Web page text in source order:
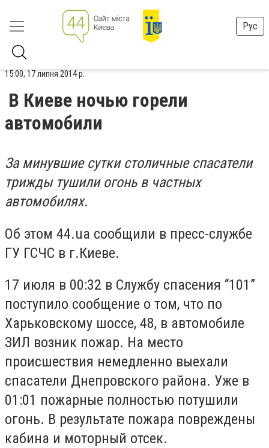
Рус
15:00, 17 липня 2014 р.
В Киеве ночью горели
автомобили
За минувшие сутки столичные спасатели
трижды тушили огонь в частных
автомобилях.
Об этом 44.ua сообщили в пресс-службе
ГУ ГСЧС в г.Киеве.
17 июля в 00:32 в Службу спасения “101”
поступило сообщение о том, что по
Харьковскому шоссе, 48, в автомобиле
ЗИЛ возник пожар. На место
происшествия немедленно выехали
спасатели Днепровского района. Уже в
01:01 пожарные полностью потушили
огонь. В результате пожара повреждены
кабина и моторный отсек.